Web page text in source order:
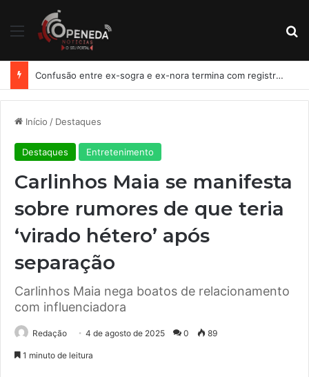
Menu
Confusão entre ex-sogra e ex-nora termina com registro de lesão corporal em Penedo
Início / Destaques
Destaques Entretenimento
Carlinhos Maia se manifesta
sobre rumores de que teria
‘virado hétero’ após
separação
Carlinhos Maia nega boatos de relacionamento
com influenciadora
Redação 4 de agosto de 2025 0 89
1 minuto de leitura